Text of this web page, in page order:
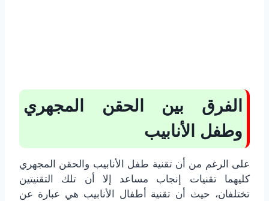
الفرق بين الحقن المجهري
وطفل الأنابيب
على الرغم من أن تقنية طفل الأنابيب والحقن المجهري
كليهما تقنيات إنجاب مساعد إلا أن تلك التقنيتين
تختلفان، حيث أن تقنية أطفال الأنابيب هي عبارة عن